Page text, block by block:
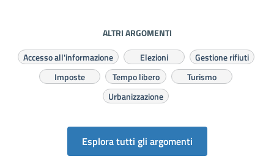
ALTRI ARGOMENTI
Accesso all'informazione
Elezioni
Gestione rifiuti
Imposte
Tempo libero
Turismo
Urbanizzazione
Esplora tutti gli argomenti